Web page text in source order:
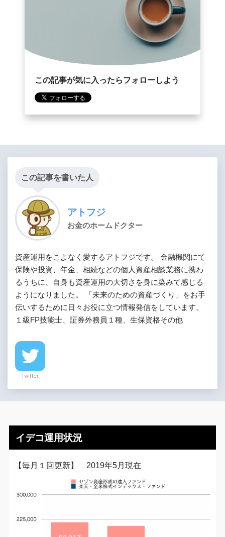
この記事が気に入ったらフォローしよう
この記事を書いた人
アトフジ
お金のホームドクター
資産運用をこよなく愛するアトフジです。 金融機関にて
保険や投資、年金、相続などの個人資産相談業務に携わ
るうちに、自身も資産運用の大切さを身に染みて感じる
ようになりました。 「未来のための資産づくり」をお手
伝いするために日々お役に立つ情報発信をしています。
１級FP技能士、証券外務員１種、生保資格その他
Twitter
イデコ運用状況
【毎月１回更新】 2019年5月現在